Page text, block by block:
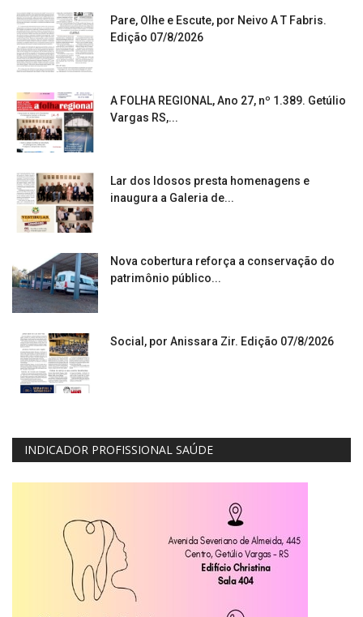
Pare, Olhe e Escute, por Neivo A T Fabris.
Edição 07/8/2026
A FOLHA REGIONAL, Ano 27, nº 1.389. Getúlio
Vargas RS,...
Lar dos Idosos presta homenagens e
inaugura a Galeria de...
Nova cobertura reforça a conservação do
patrimônio público...
Social, por Anissara Zir. Edição 07/8/2026
INDICADOR PROFISSIONAL SAÚDE